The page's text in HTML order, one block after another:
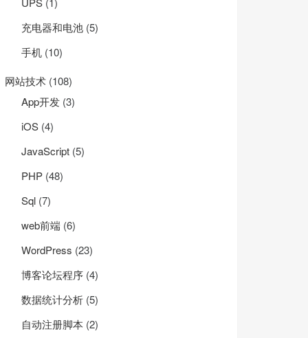
充电器和电池 (5)
手机 (10)
网站技术 (108)
App开发 (3)
iOS (4)
JavaScript (5)
PHP (48)
Sql (7)
web前端 (6)
WordPress (23)
博客论坛程序 (4)
数据统计分析 (5)
自动注册脚本 (2)